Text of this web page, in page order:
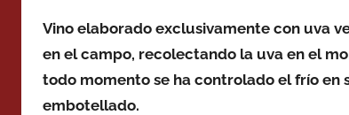
Vino elaborado exclusivamente con uva
en el campo, recolectando la uva en el
todo momento se ha controlado el frío en
embotellado.